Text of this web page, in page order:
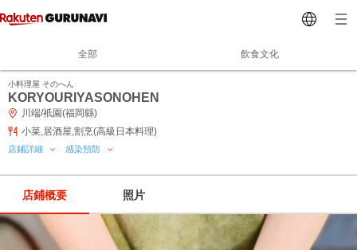
全部 飲食文化
小料理屋 そのへん
KORYOURIYASONOHEN
川端/祇園(福岡縣)
小菜,居酒屋,割烹(高級日本料理)
店鋪詳細 感染預防
店鋪概要 照片